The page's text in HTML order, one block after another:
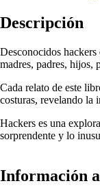
Descripción
Desconocidos
madres, padres, hijos,
Cada relato de este
costuras, revelando la
Hackers es una
sorprendente y lo
Información